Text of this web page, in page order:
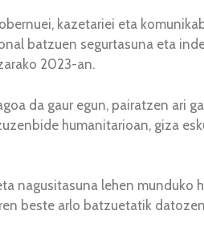
kazetariei eta
batzuen segurtasuna eta
2023-an.
da gaur egun, pairatzen ari
humanitarioan, giza
nagusitasuna lehen
beste arlo batzuetatik